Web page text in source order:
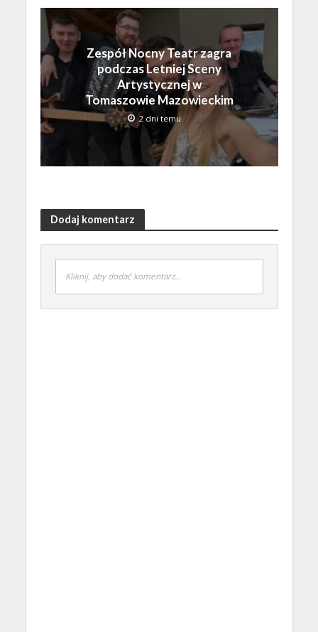
Zespół Nocny Teatr zagra
podczas Letniej Sceny
Artystycznej w
Tomaszowie Mazowieckim
2 dni temu
Dodaj komentarz
Kliknij, aby dodać komentarz...